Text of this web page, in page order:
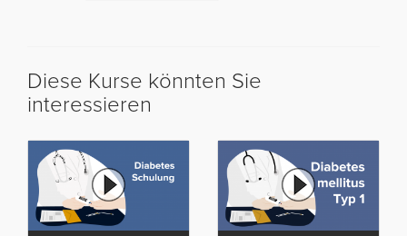
Diese Kurse könnten Sie
interessieren